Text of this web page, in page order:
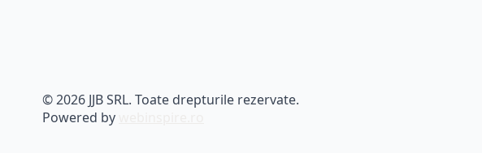
© 2026 JJB SRL. Toate drepturile rezervate.
Powered by